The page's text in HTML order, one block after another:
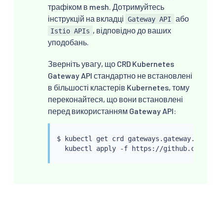
трафіком в mesh. Дотримуйтесь
інструкцій на вкладці Gateway API або
Istio APIs , відповідно до ваших
уподобань.
Зверніть увагу, що CRD Kubernetes
Gateway API стандартно не встановлені
в більшості кластерів Kubernetes, тому
переконайтеся, що вони встановлені
перед використанням Gateway API:
$ kubectl
get crd
kubectl